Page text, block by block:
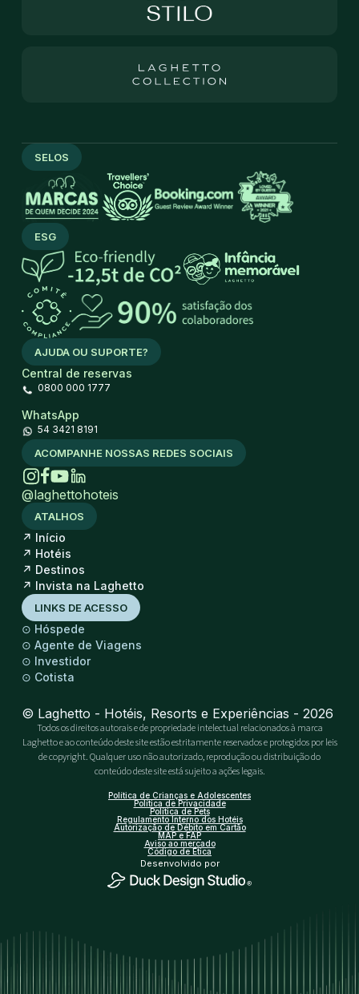
AJUDA OU SUPORTE?
Central de reservas
0800 000 1777
WhatsApp
54 3421 8191
SELOS
ESG
ACOMPANHE NOSSAS REDES SOCIAIS
@laghettohoteis
ATALHOS
↗ Início
↗ Hotéis
↗ Destinos
↗ Invista na Laghetto
LINKS DE ACESSO
⊙ Hóspede
⊙ Agente de Viagens
⊙ Investidor
⊙ Cotista
© Laghetto - Hotéis, Resorts e Experiências - 2026
Todos os direitos autorais e de propriedade intelectual relacionados à marca
Laghetto e ao conteúdo deste site estão estritamente reservados e protegidos por leis
de copyright. Qualquer uso não autorizado, reprodução ou distribuição do
conteúdo deste site está sujeito a ações legais.
Política de Crianças e Adolescentes
Política de Privacidade
Política de Pets
Regulamento Interno dos Hotéis
Autorização de Débito em Cartão
MAP e FAP
Aviso ao mercado
Código de Ética
Desenvolvido por